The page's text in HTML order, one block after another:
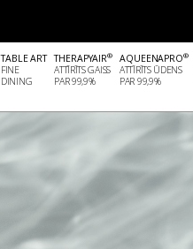
TABLE ART
FINE
DINING
THERAPYAIR®
ATTĪRĪTS GAISS
PAR 99,9%
AQUEENAPRO®
ATTĪRĪTS ŪDENS
PAR 99,9%